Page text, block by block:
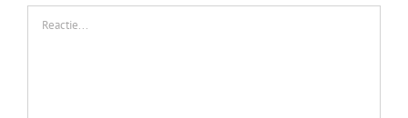
Reactie